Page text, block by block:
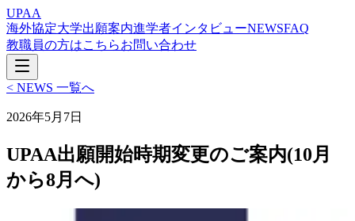
UPAA
海外協定大学出願案内進学者インタビューNEWSFAQ
教職員の方はこちらお問い合わせ
< NEWS 一覧へ
2026年5月7日
UPAA出願開始時期変更のご案内(10月
から8月へ)